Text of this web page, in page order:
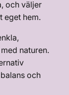
och väljer
eget hem.
naturen.
och